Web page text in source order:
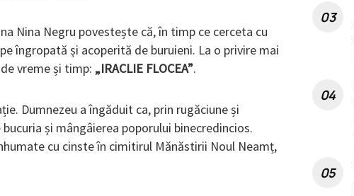
Nina Negru povestește că, în timp ce cerceta cu
îngropată și acoperită de buruieni. La o privire mai
vreme și timp: „IRACLIE FLOCEA”.
Dumnezeu a îngăduit ca, prin rugăciune și
și mângâierea poporului binecredincios.
cu cinste în cimitirul Mănăstirii Noul Neamț,